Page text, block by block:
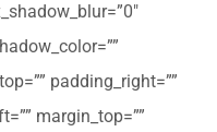
padding_right=””
margin_top=””